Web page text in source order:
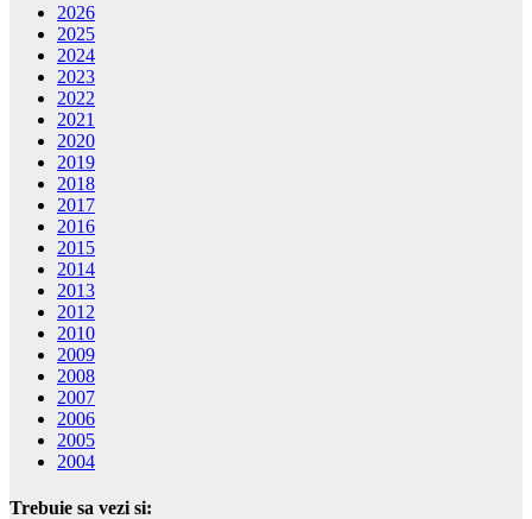
2026
2025
2024
2023
2022
2021
2020
2019
2018
2017
2016
2015
2014
2013
2012
2010
2009
2008
2007
2006
2005
2004
Trebuie sa vezi si: